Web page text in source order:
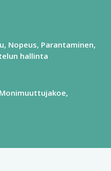
Nopeus Parantaminen
hallinta
Monimuuttujakoe